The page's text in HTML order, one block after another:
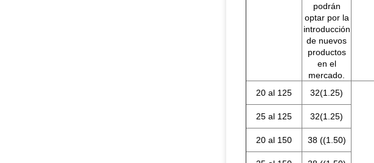
podrán
optar por la
introducción
de nuevos
productos
en el
mercado.
20 al 125 32(1.25)
25 al 125 32(1.25)
20 al 150 38 ((1.50)